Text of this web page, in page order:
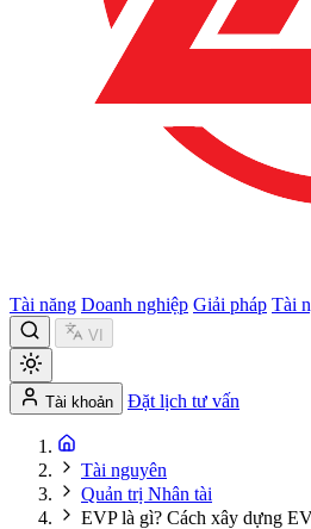
Tài năng Doanh nghiệp Giải pháp Tài
VI
Tài khoản Đặt lịch tư vấn
Tài nguyên
Quản trị Nhân tài
EVP là gì? Cách xây dựng